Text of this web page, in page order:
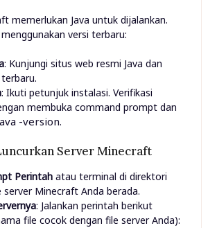
memerlukan Java untuk dijalankan.
versi terbaru:
: Kunjungi situs web resmi Java dan
: Ikuti petunjuk instalasi. Verifikasi
membuka command prompt dan
-version.
Server Minecraft
Perintahatau terminal di direktori
Minecraft Anda berada.
: Jalankan perintah berikut
file cocok dengan file server Anda):